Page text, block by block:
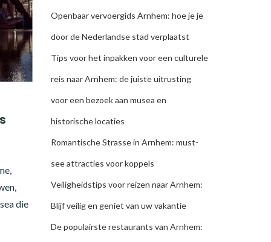
die
Openbaar vervoergids Arnhem: hoe je je
door de Nederlandse stad verplaatst
Tips voor het inpakken voor een culturele
reis naar Arnhem: de juiste uitrusting
voor een bezoek aan musea en
historische locaties
Romantische Strasse in Arnhem: must-
see attracties voor koppels
Veiligheidstips voor reizen naar Arnhem:
Blijf veilig en geniet van uw vakantie
De populairste restaurants van Arnhem: